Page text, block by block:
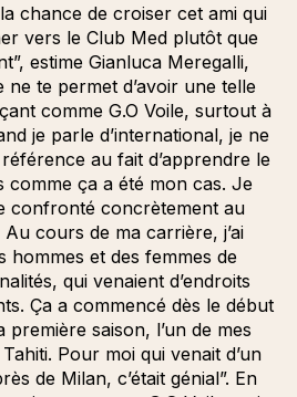
la chance de croiser cet ami qui
vers le Club Med plutôt que
estime Gianluca Meregalli,
ne te permet d’avoir une telle
comme G.O Voile, surtout à
je parle d’international, je ne
au fait d’apprendre le
comme ça a été mon cas. Je
confronté concrètement au
cours de ma carrière, j’ai
hommes et des femmes de
qui venaient d’endroits
Ça a commencé dès le début
première saison, l’un de mes
Pour moi qui venait d’un
de Milan, c’était génial”. En